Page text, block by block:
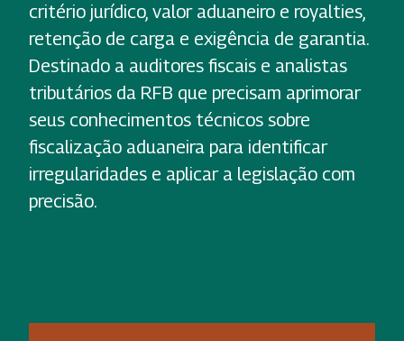
critério jurídico, valor aduaneiro e royalties,
retenção de carga e exigência de garantia.
Destinado a auditores fiscais e analistas
tributários da RFB que precisam aprimorar
seus conhecimentos técnicos sobre
fiscalização aduaneira para identificar
irregularidades e aplicar a legislação com
precisão.